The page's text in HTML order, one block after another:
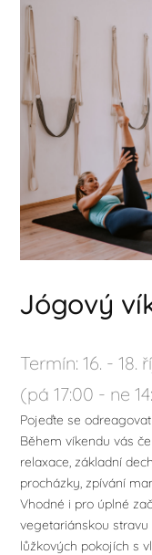
Jógový
Termín: 16. - 18.
(pá 17:00 - ne
Pojeďte se
Během víkendu vás
relaxace, základní
procházky, zpívání
Vhodné i pro úplné
vegetariánskou
lůžkových pokojích s